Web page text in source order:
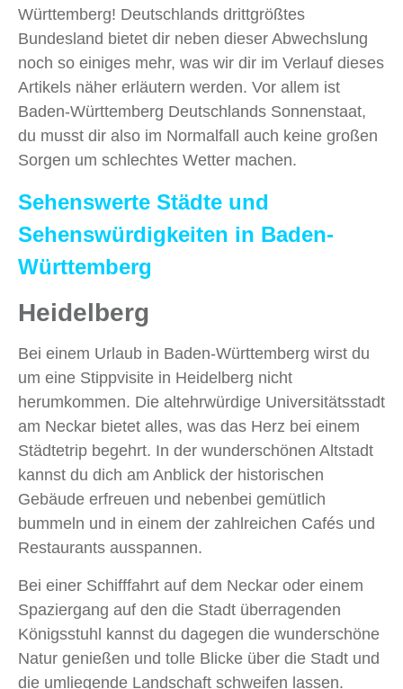
Württemberg! Deutschlands drittgrößtes
Bundesland bietet dir neben dieser Abwechslung
noch so einiges mehr, was wir dir im Verlauf dieses
Artikels näher erläutern werden. Vor allem ist
Baden-Württemberg Deutschlands Sonnenstaat,
du musst dir also im Normalfall auch keine großen
Sorgen um schlechtes Wetter machen.
Sehenswerte Städte und
Sehenswürdigkeiten in Baden-
Württemberg
Heidelberg
Bei einem Urlaub in Baden-Württemberg wirst du
um eine Stippvisite in Heidelberg nicht
herumkommen. Die altehrwürdige Universitätsstadt
am Neckar bietet alles, was das Herz bei einem
Städtetrip begehrt. In der wunderschönen Altstadt
kannst du dich am Anblick der historischen
Gebäude erfreuen und nebenbei gemütlich
bummeln und in einem der zahlreichen Cafés und
Restaurants ausspannen.
Bei einer Schifffahrt auf dem Neckar oder einem
Spaziergang auf den die Stadt überragenden
Königsstuhl kannst du dagegen die wunderschöne
Natur genießen und tolle Blicke über die Stadt und
die umliegende Landschaft schweifen lassen.